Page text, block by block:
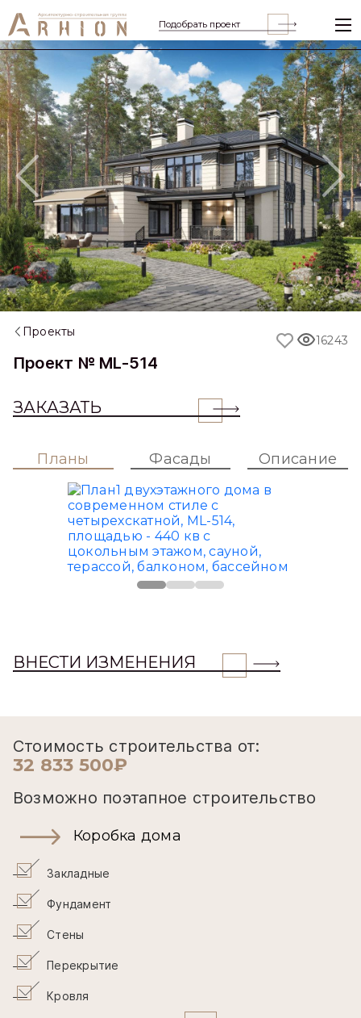
Подобрать проект
Previous
Проекты
Проект № ML-514
ЗАКАЗАТЬ
16243
Планы Фасады Описание
ВНЕСТИ ИЗМЕНЕНИЯ
Стоимость строительства от:
32 833 500₽
Возможно поэтапное строительство
Коробка дома
Закладные
Фундамент
Стены
Перекрытие
Кровля